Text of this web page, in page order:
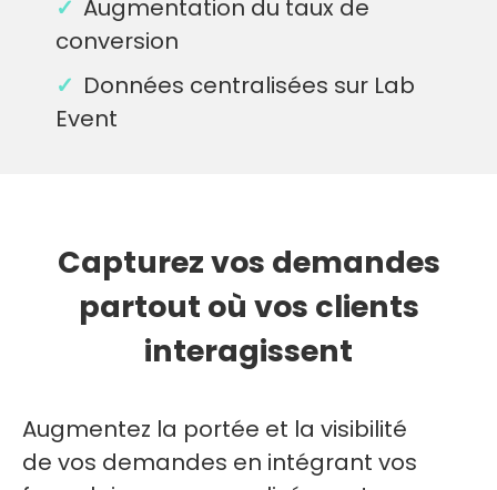
✓ Augmentation du taux de
conversion
✓ Données centralisées sur Lab
Event
Capturez vos demandes
partout où vos clients
interagissent
Augmentez la portée et la visibilité
de vos demandes en intégrant vos